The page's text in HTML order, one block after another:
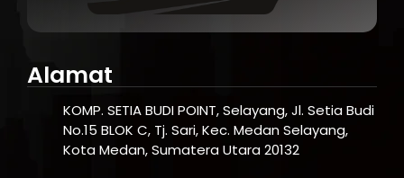
Alamat
KOMP. SETIA BUDI POINT, Selayang, Jl. Setia Budi
No.15 BLOK C, Tj. Sari, Kec. Medan Selayang,
Kota Medan, Sumatera Utara 20132